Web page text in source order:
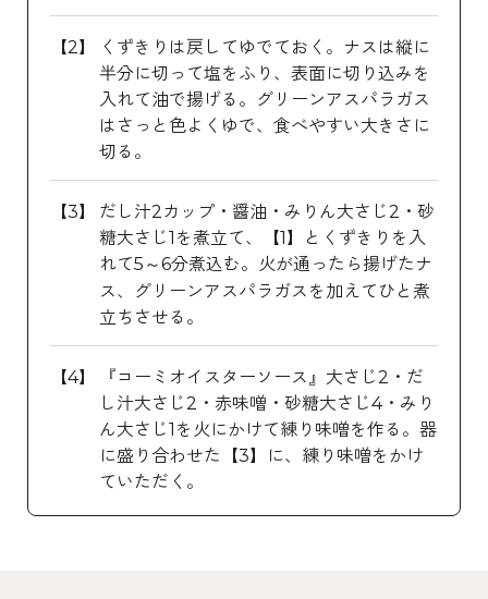
くずきりは戻してゆでておく。ナスは縦に
半分に切って塩をふり、表面に切り込みを
入れて油で揚げる。グリーンアスパラガス
はさっと色よくゆで、食べやすい大きさに
切る。
だし汁2カップ・醤油・みりん大さじ2・砂
糖大さじ1を煮立て、【1】とくずきりを入
れて5～6分煮込む。火が通ったら揚げたナ
ス、グリーンアスパラガスを加えてひと煮
立ちさせる。
『コーミオイスターソース』大さじ2・だ
し汁大さじ2・赤味噌・砂糖大さじ4・みり
ん大さじ1を火にかけて練り味噌を作る。器
に盛り合わせた【3】に、練り味噌をかけ
ていただく。